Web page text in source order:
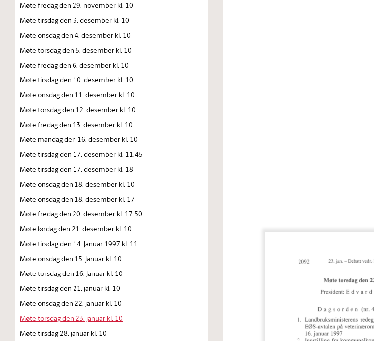
Møte fredag den 29. november kl. 10
Møte tirsdag den 3. desember kl. 10
Møte onsdag den 4. desember kl. 10
Møte torsdag den 5. desember kl. 10
Møte fredag den 6. desember kl. 10
Møte tirsdag den 10. desember kl. 10
Møte onsdag den 11. desember kl. 10
Møte torsdag den 12. desember kl. 10
Møte fredag den 13. desember kl. 10
Møte mandag den 16. desember kl. 10
Møte tirsdag den 17. desember kl. 11.45
Møte tirsdag den 17. desember kl. 18
Møte onsdag den 18. desember kl. 10
Møte onsdag den 18. desember kl. 17
Møte fredag den 20. desember kl. 17.50
Møte lørdag den 21. desember kl. 10
Møte tirsdag den 14. januar 1997 kl. 11
Møte onsdag den 15. januar kl. 10
Møte torsdag den 16. januar kl. 10
Møte tirsdag den 21. januar kl. 10
Møte onsdag den 22. januar kl. 10
Møte torsdag den 23. januar kl. 10
Møte tirsdag 28. januar kl. 10